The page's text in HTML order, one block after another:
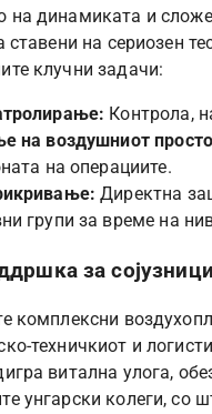
на динамиката и
ставени на сериозен
клучни задачи:
Контрола,
на воздушниот
на операциите.
Директна
групи за време на
за
комплексни
техничкиот и
витална улога,
унгарски колеги, со